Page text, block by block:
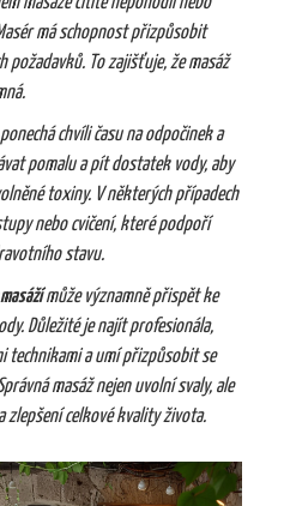
má schopnost přizpůsobit
požadavků. To zajišťuje, že masáž
chvíli času na odpočinek a
pomalu a pít dostatek vody, aby
toxiny. V některých případech
nebo cvičení, které podpoří
stavu.
může významně přispět ke
Důležité je najít profesionála,
technikami a umí přizpůsobit se
masáž nejen uvolní svaly, ale
zlepšení celkové kvality života.